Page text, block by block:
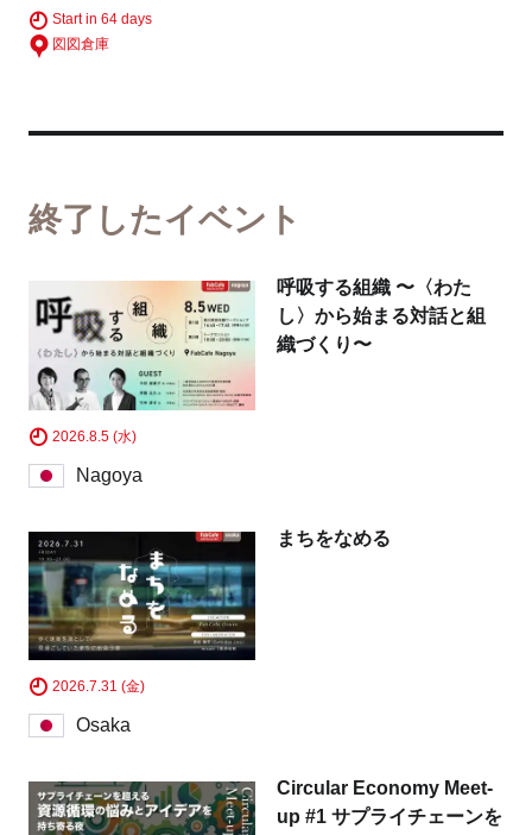
Start in 64 days
図図倉庫
終了したイベント
呼吸する組織 〜〈わた
し〉から始まる対話と組
織づくり〜
2026.8.5 (水)
Nagoya
まちをなめる
2026.7.31 (金)
Osaka
Circular Economy Meet-
up #1 サプライチェーンを